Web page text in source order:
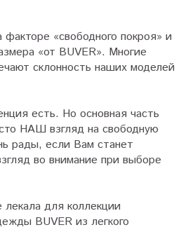
«свободного покроя» и
«от BUVER». Многие
склонность наших моделей
есть. Но основная часть
НАШ взгляд на свободную
рады, если Вам станет
во внимание при выборе
для коллекции
BUVER из легкого